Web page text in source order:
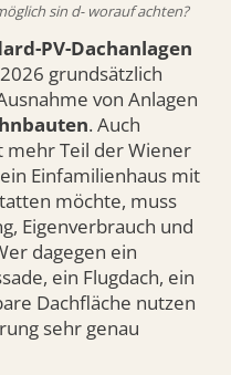
sin d- worauf achten?
PV-Dachanlagen
grundsätzlich
von Anlagen
. Auch
mehr Teil der Wiener
Einfamilienhaus mit
möchte, muss
Eigenverbrauch und
dagegen ein
ein Flugdach, ein
Dachfläche nutzen
sehr genau